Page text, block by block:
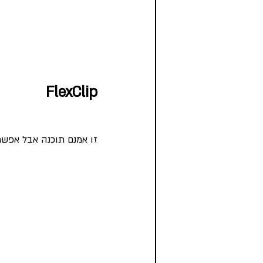
FlexClip
זו אמנם תוכנה אבל